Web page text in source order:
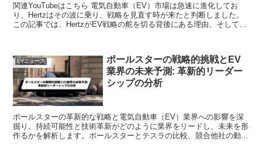
関連YouTubeはこちら 電気自動車（EV）市場は急速に進化してお
り、Hertzはその波に乗り、戦略を見直す時が来たと判断しました。
この記事では、HertzがEV戦略の舵を切る背後にある理由、そして自
EVニュース
ポールスターの戦略的挑戦とEV
業界の未来予測: 革新的リーダー
シップの分析
ポールスターの革新的な戦略と電気自動車（EV）業界への影響を深
掘り。持続可能性と技術革新がどのように業界をリードし、未来を形
作るかを解析します。ポールスターとテスラの比較、競合他社の動向